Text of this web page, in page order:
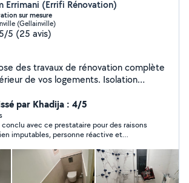
Errimani (Errifi Rénovation)
sur mesure
(Gellainville)
5 (25 avis)
des travaux de rénovation complète
de vos logements. Isolation
extérieur Travaux de finition
SDB Demandez
par Khadija : 4/5
avec ce prestataire pour des raisons
imputables, personne réactive et